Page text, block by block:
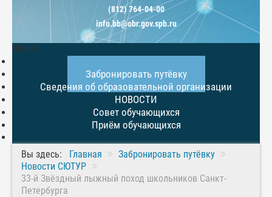
(812) 764-04-00
info.bb@obr.gov.spb.ru
МЕНЮ
Забронировать путёвку
Сведения об образовательной организации
НОВОСТИ
Совет обучающихся
Приём обучающихся
Вы здесь: Главная
Забронировать путёвку
Новости СЮТУР
33-й Звёздный лыжный поход школьников Санкт-
Петербурга